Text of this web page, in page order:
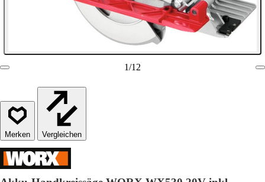
1/12
Vergleichen